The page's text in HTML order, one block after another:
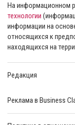
На информационном
технологии
информации на
относящихся к
находящихся на
Редакция
Реклама в Business